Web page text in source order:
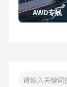
AWD专线